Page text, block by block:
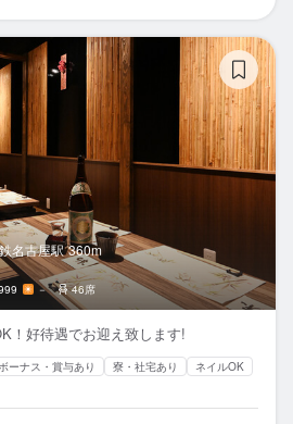
名古屋駅 360m
－ 46席
！好待遇でお迎え致します!
ボーナス・賞与あり 寮・社宅あり
ネイルOK